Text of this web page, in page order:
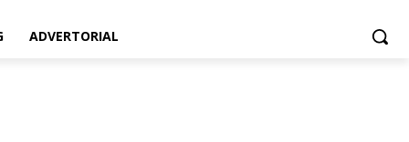
ADVERTORIAL